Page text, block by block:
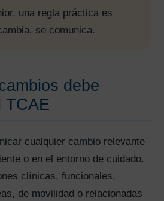
una regla práctica es
se comunica.
debe
TCAE
cualquier cambio relevante
o en el entorno de cuidado.
clínicas, funcionales,
de movilidad o relacionadas